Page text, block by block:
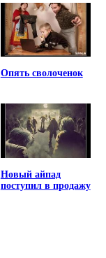
Опять сволоченок
Новый айпад
поступил в продажу